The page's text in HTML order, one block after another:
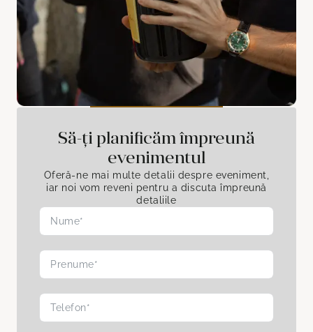
Să-ți planificăm împreună
evenimentul
Oferă-ne mai multe detalii despre eveniment,
iar noi vom reveni pentru a discuta împreună
detaliile